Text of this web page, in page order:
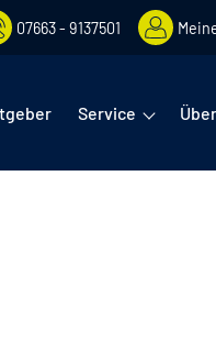
07663 - 9137501
öffnet man mit
Service